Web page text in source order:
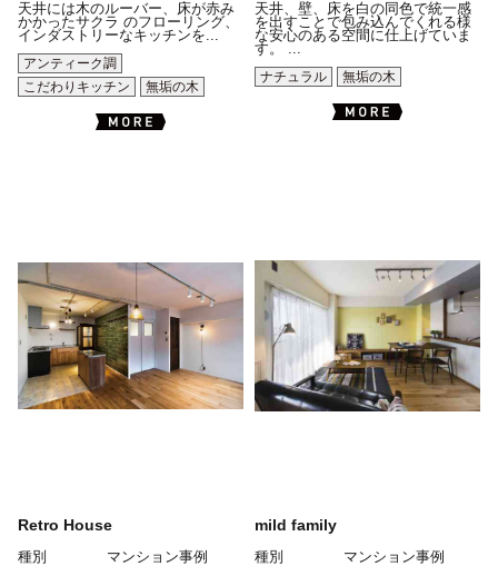
天井には木のルーバー、床が赤み
かかったサクラ のフローリング、
インダストリーなキッチンを...
アンティーク調
こだわりキッチン
無垢の木
天井、壁、床を白の同色で統一感
を出すことで包み込んでくれる様
な安心のある空間に仕上げていま
す。 ...
ナチュラル
無垢の木
Retro House
種別
マンション事例
mild family
種別
マンション事例